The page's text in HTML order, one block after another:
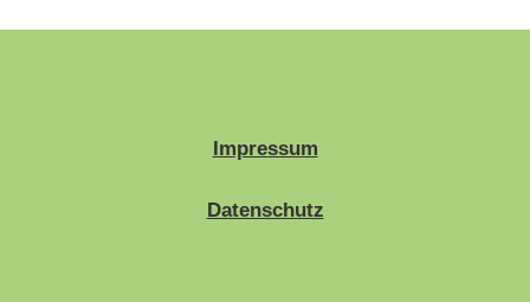
Impressum
Datenschutz